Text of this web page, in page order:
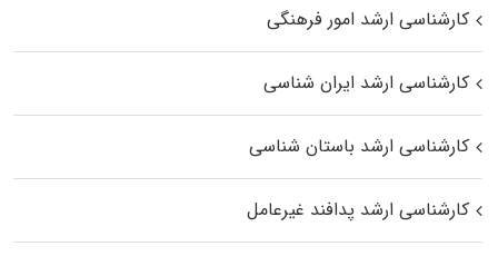
کارشناسی ارشد امور فرهنگی
کارشناسی ارشد ایران شناسی
کارشناسی ارشد باستان شناسی
کارشناسی ارشد پدافند غیرعامل